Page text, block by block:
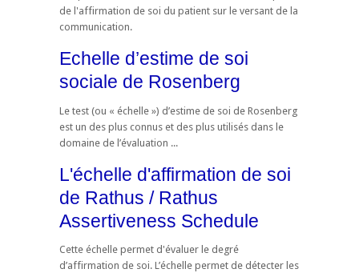
de l'affirmation de soi du patient sur le versant de la
communication.
Echelle d’estime de soi
sociale de Rosenberg
Le test (ou « échelle ») d’estime de soi de Rosenberg
est un des plus connus et des plus utilisés dans le
domaine de l’évaluation ...
L'échelle d'affirmation de soi
de Rathus / Rathus
Assertiveness Schedule
Cette échelle permet d'évaluer le degré
d’affirmation de soi. L’échelle permet de détecter les